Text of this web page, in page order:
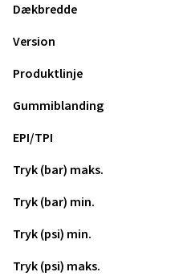
Dækbredde
Version
Produktlinje
Gummiblanding
EPI/TPI
Tryk (bar) maks.
Tryk (bar) min.
Tryk (psi) min.
Tryk (psi) maks.